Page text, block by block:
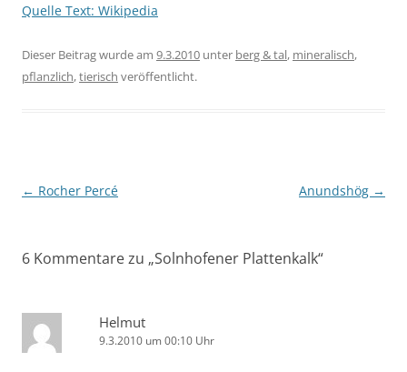
Quelle Text: Wikipedia
Dieser Beitrag wurde am 9.3.2010 unter berg & tal, mineralisch,
pflanzlich,tierisch veröffentlicht.
Beitragsnavigation
← Rocher Percé Anundshög →
6 Kommentare zu „Solnhofener Plattenkalk“
Helmut
9.3.2010 um 00:10 Uhr